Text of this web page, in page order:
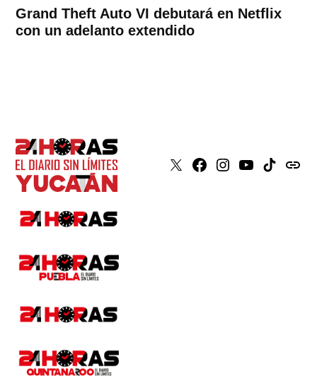
Grand Theft Auto VI debutará en Netflix
con un adelanto extendido
X Faceboook
Instagram
YoutubeTiktokissuu